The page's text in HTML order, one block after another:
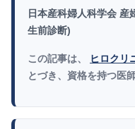
日本産科婦人科学会 産
生前診断)
この記事は、 ヒロクリ
とづき、資格を持つ医